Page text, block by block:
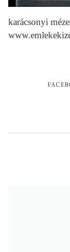
karácsonyi